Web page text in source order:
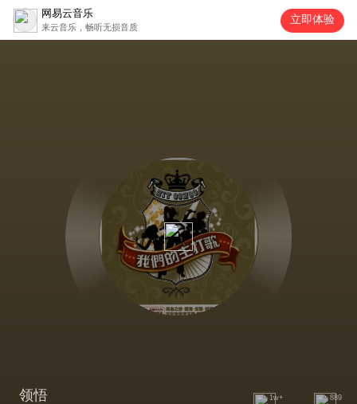
网易云音乐
来云音乐，畅听无损音质
立即体验
领悟 1w+ 889